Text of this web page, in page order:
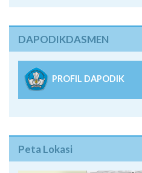
DAPODIKDASMEN
PROFIL DAPODIK
Peta Lokasi